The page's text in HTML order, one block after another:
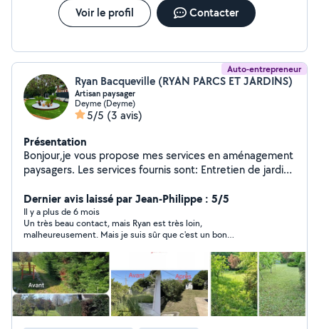
Voir le profil Contacter
Auto-entrepreneur
Ryan Bacqueville (RYAN PARCS ET JARDINS)
Artisan paysager
Deyme (Deyme)
5/5 (3 avis)
Présentation
Bonjour,je vous propose mes services en aménagement
paysagers. Les services fournis sont: Entretien de jardin.
paysager( création de macifs,plantation d'arbre et
fleur.) Petite maçonnerie( bâtissage de murs et
murettes. réparation de façades.) Ravalement de
façades. Toutes peintures intérieur et extérieur.
Évacuation de tout déchets. Tarifs très avantageux !!
Intervention rapide et impeccable. Devis et
déplacement gratuit. Alors profitez-en!!
Dernier avis laissé par Jean-Philippe : 5/5
Il y a plus de 6 mois
Un très beau contact, mais Ryan est très loin,
malheureusement. Mais je suis sûr que c'est un bon